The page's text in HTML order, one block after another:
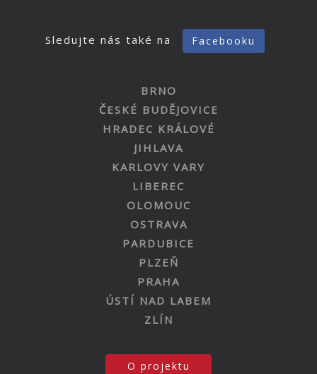
Sledujte nás také na Facebooku
BRNO
ČESKÉ BUDĚJOVICE
HRADEC KRÁLOVÉ
JIHLAVA
KARLOVY VARY
LIBEREC
OLOMOUC
OSTRAVA
PARDUBICE
PLZEŇ
PRAHA
ÚSTÍ NAD LABEM
ZLÍN
O projektu